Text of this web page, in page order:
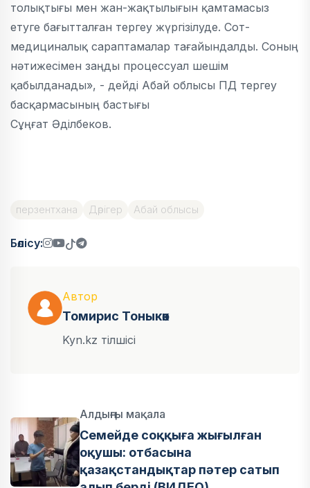
толықтығы мен жан-жақтылығын қамтамасыз
етуге бағытталған тергеу жүргізілуде. Сот-
медициналық сараптамалар тағайындалды. Соның
нәтижесімен заңды процессуал шешім
қабылданады», - дейді Абай облысы ПД тергеу
басқармасының бастығы
Сұңғат Әділбеков.
перзентхана Дәрігер Абай облысы
Бөлісу:
Автор
Томирис Тоныкөк
Kyn.kz тілшісі
Алдыңғы мақала
Семейде соққыға жығылған
оқушы: отбасына
қазақстандықтар пәтер сатып